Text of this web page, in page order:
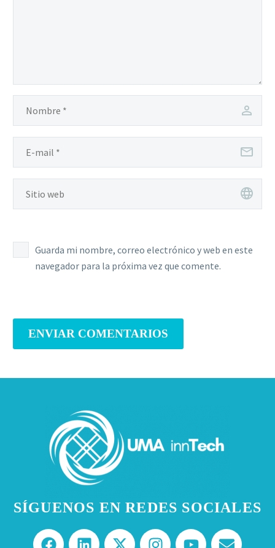
Guarda mi nombre, correo electrónico y web en este
navegador para la próxima vez que comente.
ENVIAR COMENTARIOS
SÍGUENOS EN REDES SOCIALES